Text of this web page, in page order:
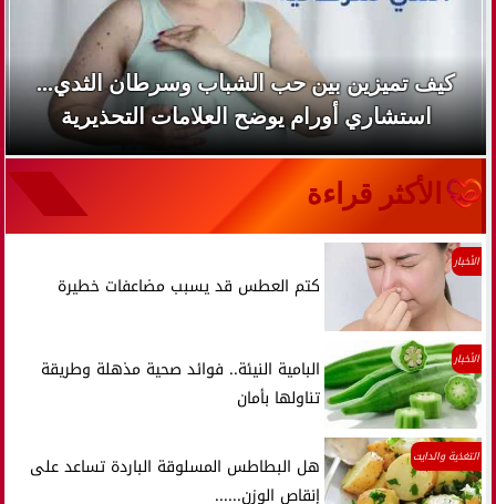
هل يعالج الليمون والملح حب الشباب... أطباء
يحذرون من وصفة منزلية قد...
الأكثر قراءة
الأخبار
كتم العطس قد يسبب مضاعفات خطيرة
الأخبار
البامية النيئة.. فوائد صحية مذهلة وطريقة
تناولها بأمان
التغذية والدايت
هل البطاطس المسلوقة الباردة تساعد على
إنقاص الوزن......